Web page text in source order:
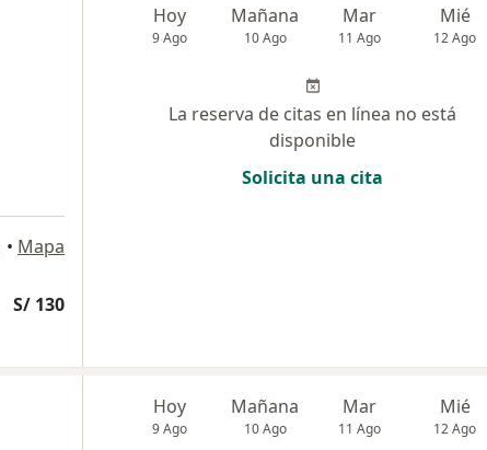
• Mapa
S/ 130
Hoy
9 Ago
Mañana
10 Ago
Mar
11 Ago
Mié
12 Ago
La reserva de citas en línea no está
disponible
Solicita una cita
Hoy
9 Ago
Mañana
10 Ago
Mar
11 Ago
Mié
12 Ago